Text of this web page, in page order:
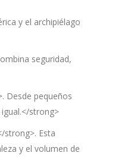
y el archipiélago
seguridad,
Desde pequeños
strong>
strong>. Esta
y el volumen de